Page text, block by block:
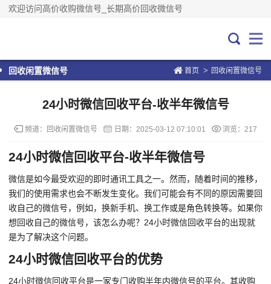
欢迎访问高价收购微信号_长期高价回收微信号
首页 > 回收闲置微信号
回收闲置微信号
24小时微信回收平台-收半年微信号
频道： 回收闲置微信号 日期： 2025-03-12 07:10:01 浏览：217
24小时微信回收平台-收半年微信号
微信是如今最受欢迎的即时通讯工具之一。然而，随着时间的推移，
我们的使用需求也会不断发生变化。我们可能会有不同的原因需要回
收自己的微信号，例如，换新手机、换工作或是角色转换等。如果你
想回收自己的微信号，该怎么办呢？24小时微信回收平台的出现就
是为了解决这个问题。
24小时微信回收平台的优势
24小时微信回收平台是一家专门收购半年内微信号的平台。其收购